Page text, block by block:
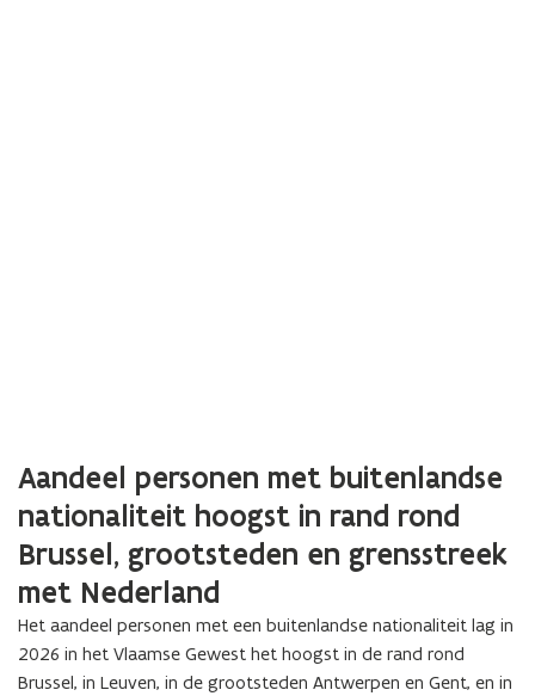
Aandeel personen met buitenlandse
nationaliteit hoogst in rand rond
Brussel, grootsteden en grensstreek
met Nederland
Het aandeel personen met een buitenlandse nationaliteit lag in
2026 in het Vlaamse Gewest het hoogst in de rand rond
Brussel, in Leuven, in de grootsteden Antwerpen en Gent, en in